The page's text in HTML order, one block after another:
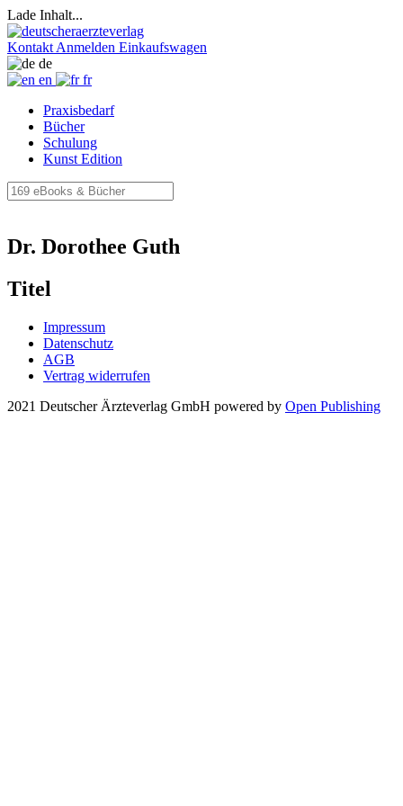
Lade Inhalt...
Kontakt Anmelden Einkaufswagen
de
en
fr
Praxisbedarf
Bücher
Schulung
Kunst Edition
Dr. Dorothee Guth
Titel
Impressum
Datenschutz
AGB
Vertrag widerrufen
2021 Deutscher Ärzteverlag GmbH powered by Open Publishing